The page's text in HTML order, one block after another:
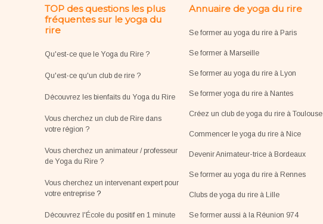
TOP des questions les plus
fréquentes sur le yoga du
rire
Qu'est-ce que le Yoga du Rire ?
Qu'est-ce qu'un club de rire ?
Découvrez les bienfaits du Yoga du Rire
Vous cherchez un club de Rire dans
votre région ?
Vous cherchez un animateur / professeur
de Yoga du Rire ?
Vous cherchez un intervenant expert pour
votre entreprise?
Découvrez l'École du positif en 1 minute
Annuaire de yoga du rire
Se former au yoga du rire à Paris
Se former à Marseille
Se former au yoga du rire à Lyon
Se former yoga du rire à Nantes
Créez un club de yoga du rire à Toulouse
Commencer le yoga du rire à Nice
Devenir Animateur-trice à Bordeaux
Se former au yoga du rire à Rennes
Clubs de yoga du rire à Lille
Se former aussi à la Réunion 974